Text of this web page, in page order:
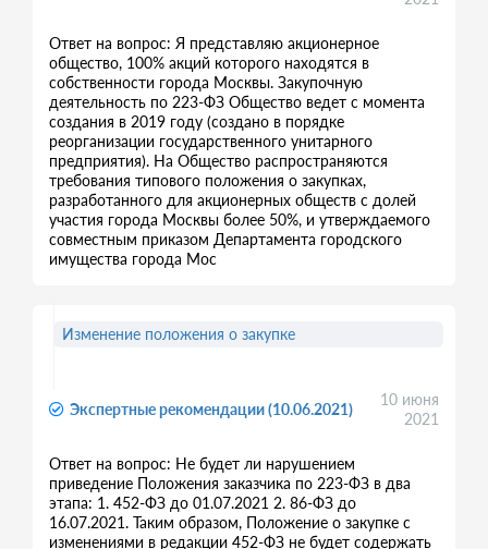
Ответ на вопрос: Я представляю акционерное
общество, 100% акций которого находятся в
собственности города Москвы. Закупочную
деятельность по 223-ФЗ Общество ведет с момента
создания в 2019 году (создано в порядке
реорганизации государственного унитарного
предприятия). На Общество распространяются
требования типового положения о закупках,
разработанного для акционерных обществ с долей
участия города Москвы более 50%, и утверждаемого
совместным приказом Департамента городского
имущества города Мос
Экспертные рекомендации (10.06.2021)
10 июня
2021
Ответ на вопрос: Не будет ли нарушением
приведение Положения заказчика по 223-ФЗ в два
этапа: 1. 452-ФЗ до 01.07.2021 2. 86-ФЗ до
16.07.2021. Таким образом, Положение о закупке с
изменениями в редакции 452-ФЗ не будет содержать
Изменение положения о закупке